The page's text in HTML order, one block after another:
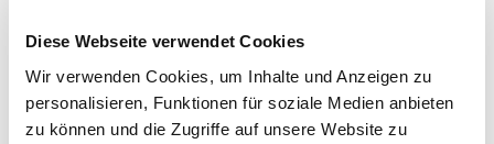
Diese Webseite verwendet Cookies
Wir verwenden Cookies, um Inhalte und Anzeigen zu
personalisieren, Funktionen für soziale Medien anbieten
zu können und die Zugriffe auf unsere Website zu
Silvana Tenini